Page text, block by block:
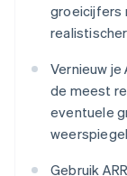
groeicijfers
Vernieuw
de meest
eventuele
Gebruik